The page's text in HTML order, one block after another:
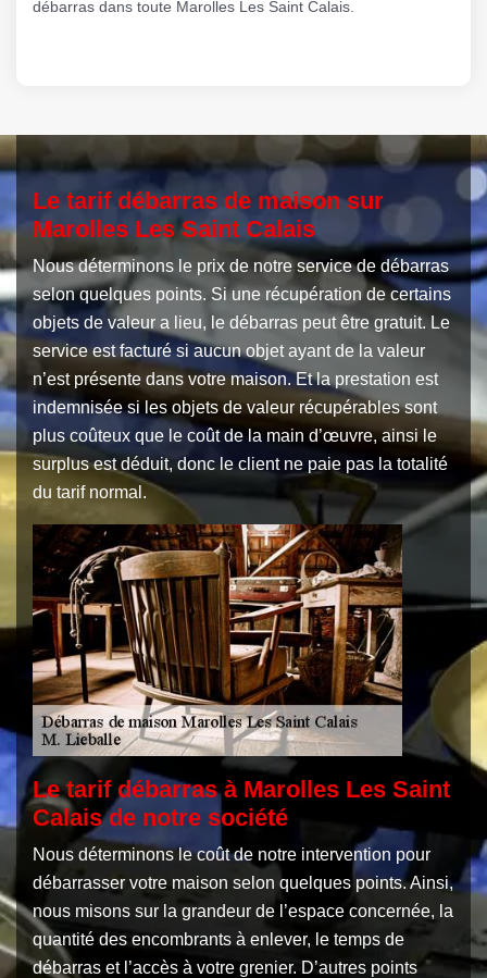
débarras dans toute Marolles Les Saint Calais.
Le tarif débarras de maison sur
Marolles Les Saint Calais
Nous déterminons le prix de notre service de débarras
selon quelques points. Si une récupération de certains
objets de valeur a lieu, le débarras peut être gratuit. Le
service est facturé si aucun objet ayant de la valeur
n’est présente dans votre maison. Et la prestation est
indemnisée si les objets de valeur récupérables sont
plus coûteux que le coût de la main d’œuvre, ainsi le
surplus est déduit, donc le client ne paie pas la totalité
du tarif normal.
Le tarif débarras à Marolles Les Saint
Calais de notre société
Nous déterminons le coût de notre intervention pour
débarrasser votre maison selon quelques points. Ainsi,
nous misons sur la grandeur de l’espace concernée, la
quantité des encombrants à enlever, le temps de
débarras et l’accès à votre grenier. D’autres points